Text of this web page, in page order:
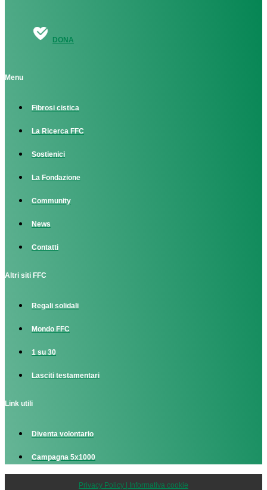
DONA
Menu
Fibrosi cistica
La Ricerca FFC
Sostienici
La Fondazione
Community
News
Contatti
Altri siti FFC
Regali solidali
Mondo FFC
1 su 30
Lasciti testamentari
Link utili
Diventa volontario
Campagna 5x1000
Privacy Policy | Informativa cookie